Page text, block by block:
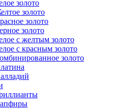
золото
золото
золото
золото
с желтым золото
с красным золото
золото